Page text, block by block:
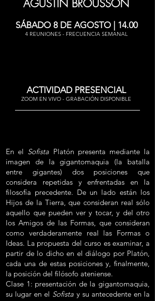
AGUSTÍN BROUSSON
SÁBADO 8 DE AGOSTO | 14.00
4 REUNIONES - FRECUENCIA SEMANAL
ACTIVIDAD PRESENCIAL
ZOOM EN VIVO - GRABACIÓN DISPONIBLE
En el Sofista Platón presenta mediante la
imagen de la gigantomaquia (la batalla
entre gigantes) dos posiciones que
considera repetidas y enfrentadas en la
filosofía precedente. De un lado están los
Hijos de la Tierra, que consideran real sólo
aquello que pueden ver y tocar, y del otro
los Amigos de las Formas, que consideran
como verdaderamente real las Formas o
Ideas. La propuesta del curso es examinar, a
partir de lo dicho en el diálogo por Platón,
cada una de estas posiciones y, finalmente,
la posición del filósofo ateniense.
Clase 1: presentación de la gigantomaquia,
su lugar en el Sofista y su antecedente en la